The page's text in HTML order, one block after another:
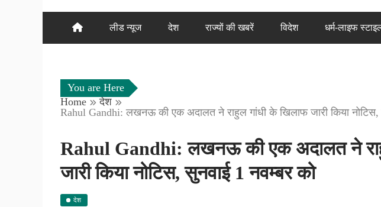
लीड न्यूज देश राज्यों की खबरें विदेश धर्म-लाइफ
You are Here
Home
देश
Rahul Gandhi: लखनऊ की एक अदालत ने राहुल गांधी के खिलाफ जारी किया नोटिस,
Rahul Gandhi: लखनऊ की एक अदालत ने
जारी किया नोटिस, सुनवाई 1 नवम्बर को
देश